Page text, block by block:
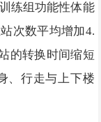
练组功能性体能
次数平均增加4.
的转换时间缩短
、行走与上下楼